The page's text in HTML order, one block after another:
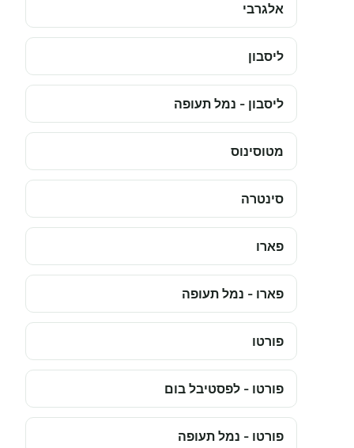
אלגרבי
ליסבון
ליסבון - נמל תעופה
מטוסינוס
סינטרה
פארו
פארו - נמל תעופה
פורטו
פורטו - לפסטיבל בום
פורטו - נמל תעופה